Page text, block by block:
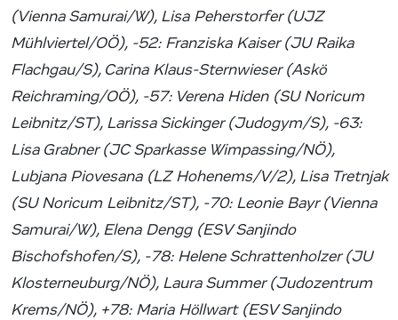
(Vienna Samurai/W), Lisa Peherstorfer (UJZ
Mühlviertel/OÖ), -52: Franziska Kaiser (JU Raika
Flachgau/S), Carina Klaus-Sternwieser (Askö
Reichraming/OÖ), -57: Verena Hiden (SU Noricum
Leibnitz/ST), Larissa Sickinger (Judogym/S), -63:
Lisa Grabner (JC Sparkasse Wimpassing/NÖ),
Lubjana Piovesana (LZ Hohenems/V/2), Lisa Tretnjak
(SU Noricum Leibnitz/ST), -70: Leonie Bayr (Vienna
Samurai/W), Elena Dengg (ESV Sanjindo
Bischofshofen/S), -78: Helene Schrattenholzer (JU
Klosterneuburg/NÖ), Laura Summer (Judozentrum
Krems/NÖ), +78: Maria Höllwart (ESV Sanjindo